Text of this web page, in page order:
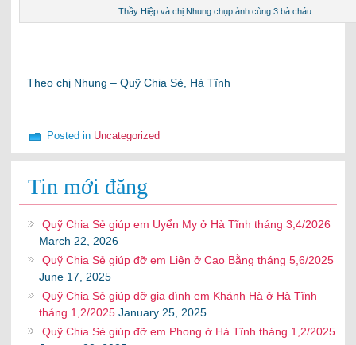
Thầy Hiệp và chị Nhung chụp ảnh cùng 3 bà cháu
Theo chị Nhung – Quỹ Chia Sẻ, Hà Tĩnh
Posted in Uncategorized
Tin mới đăng
Quỹ Chia Sẻ giúp em Uyển My ở Hà Tĩnh tháng 3,4/2026
March 22, 2026
Quỹ Chia Sẻ giúp đỡ em Liên ở Cao Bằng tháng 5,6/2025
June 17, 2025
Quỹ Chia Sẻ giúp đỡ gia đình em Khánh Hà ở Hà Tĩnh
tháng 1,2/2025 January 25, 2025
Quỹ Chia Sẻ giúp đỡ em Phong ở Hà Tĩnh tháng 1,2/2025